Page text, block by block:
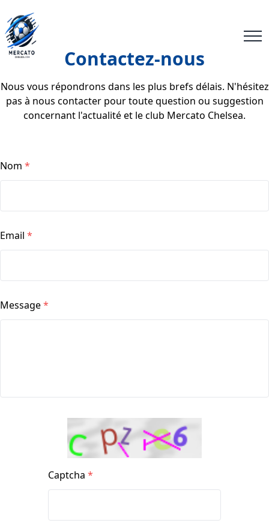
Contactez-nous
Nous vous répondrons dans les plus brefs délais. N'hésitez
pas à nous contacter pour toute question ou suggestion
concernant l'actualité et le club Mercato Chelsea.
Nom *
Email *
Message*
Captcha *